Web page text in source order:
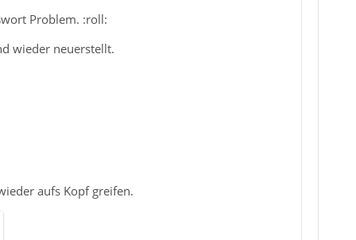
Problem. :roll:
wieder neuerstellt.
aufs Kopf greifen.